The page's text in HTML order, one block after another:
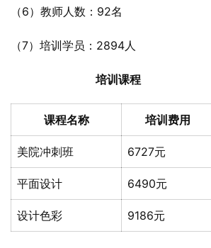
（6）教师人数：92名
（7）培训学员：2894人
培训课程
课程名称 培训费用
美院冲刺班 6727元
平面设计 6490元
设计色彩 9186元